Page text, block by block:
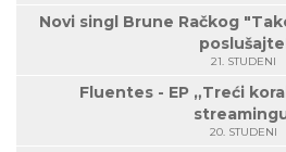
Novi singl Brune Račkog
21. STUDENI
Fluentes - EP „Treći
20. STUDENI